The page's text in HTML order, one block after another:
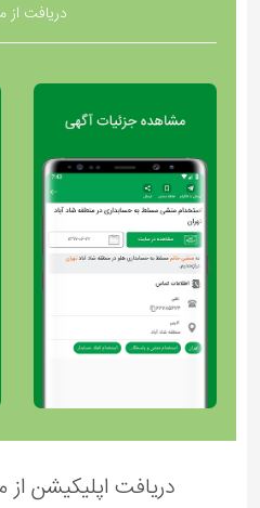
دریافت از
دریافت اپلیکیشن